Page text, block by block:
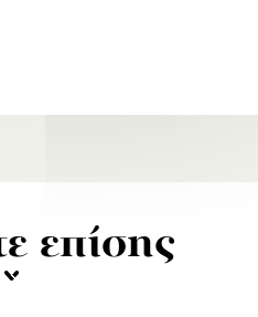
επίσης